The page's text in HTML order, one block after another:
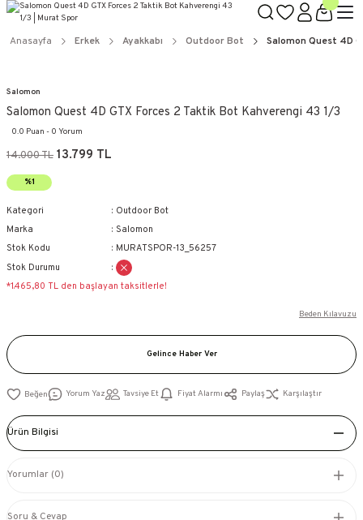
Anasayfa Erkek Ayakkabı Outdoor Bot Salomon Quest 4D
Salomon
Salomon Quest 4D GTX Forces 2 Taktik Bot Kahverengi 43 1/3
0.0 Puan - 0 Yorum
14.000 TL 13.799 TL
%1
Kategori
Outdoor Bot
Marka
Salomon
Stok Kodu
MURATSPOR-13_56257
Stok Durumu
*1.465,80 TL den başlayan taksitlerle!
Beden Kılavuzu
Gelince Haber Ver
Yorum Yaz Tavsiye Et Fiyat Alarmı Paylaş Karşılaştır
Ürün Bilgisi
Yorumlar (0)
Soru & Cevap